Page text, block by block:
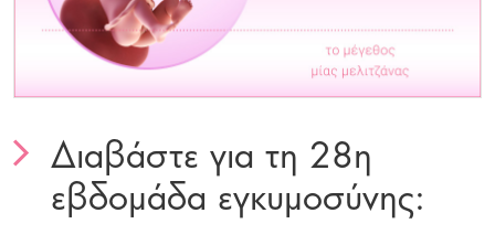
To do list
To do list
To do list
Διαβάστε για τη 28η
εβδομάδα εγκυμοσύνης:
To do list